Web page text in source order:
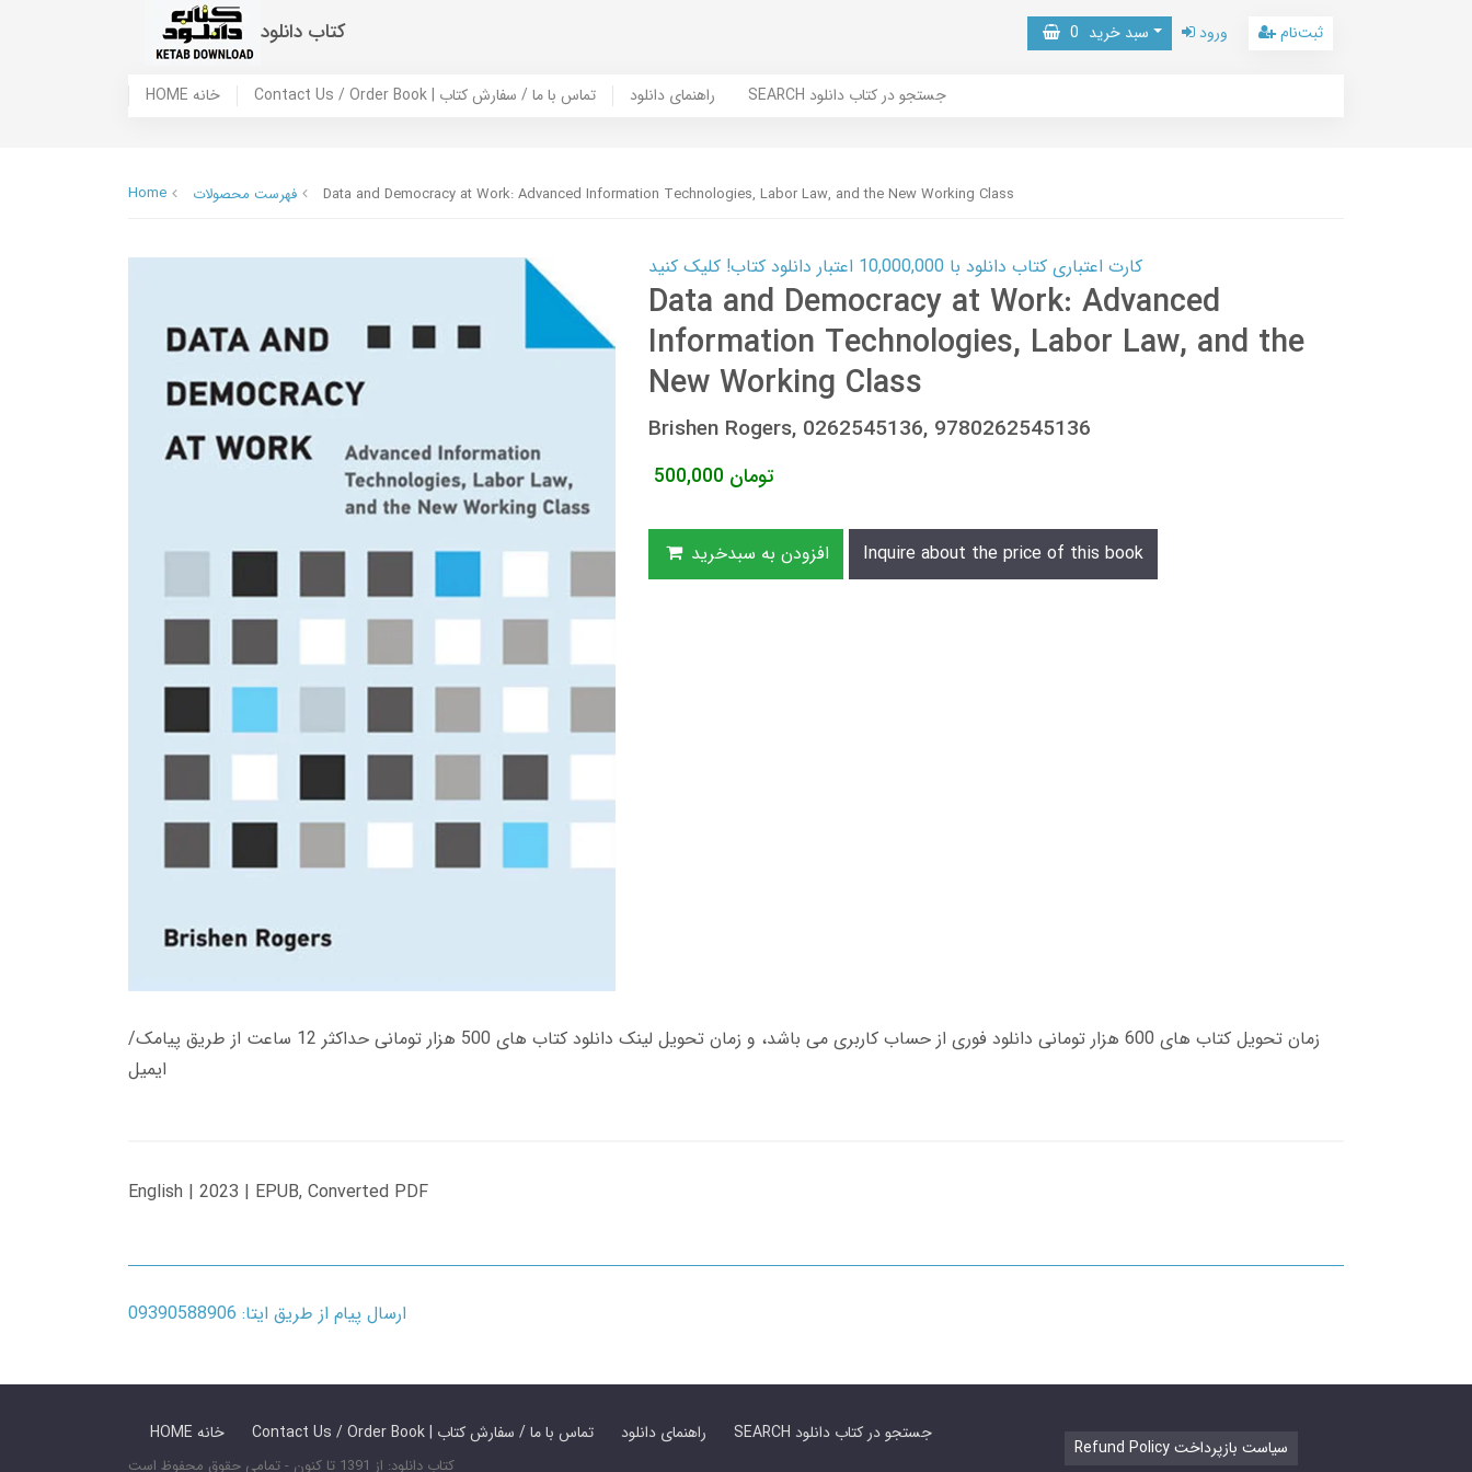
کتاب دانلود سبد خرید 0 ورود ثبت‌نام
HOME خانه Contact Us / Order Book | تماس با ما / سفارش کتاب راهنمای دانلود SEARCH جستجو در کتاب دانلود
Home فهرست محصولات Data and Democracy at Work: Advanced Information Technologies, Labor Law, and the New Working Class
کارت اعتباری کتاب دانلود با 10,000,000 اعتبار دانلود کتاب! کلیک کنید
Data and Democracy at Work: Advanced
Information Technologies, Labor Law, and the
New Working Class
Brishen Rogers, 0262545136, 9780262545136
500,000 تومان
افزودن به سبدخرید Inquire about the price of this book
زمان تحویل کتاب های 600 هزار تومانی دانلود فوری از حساب کاربری می باشد، و زمان تحویل لینک دانلود کتاب های 500 هزار تومانی حداکثر 12 ساعت از طریق پیامک/
ایمیل
English | 2023 | EPUB, Converted PDF
ارسال پیام از طریق ایتا: 09390588906
HOME خانه Contact Us / Order Book | تماس با ما / سفارش کتاب راهنمای دانلود SEARCH جستجو در کتاب دانلود
کتاب دانلود: از 1391 تا کنون - تمامی حقوق محفوظ است
Refund Policy سیاست بازپرداخت